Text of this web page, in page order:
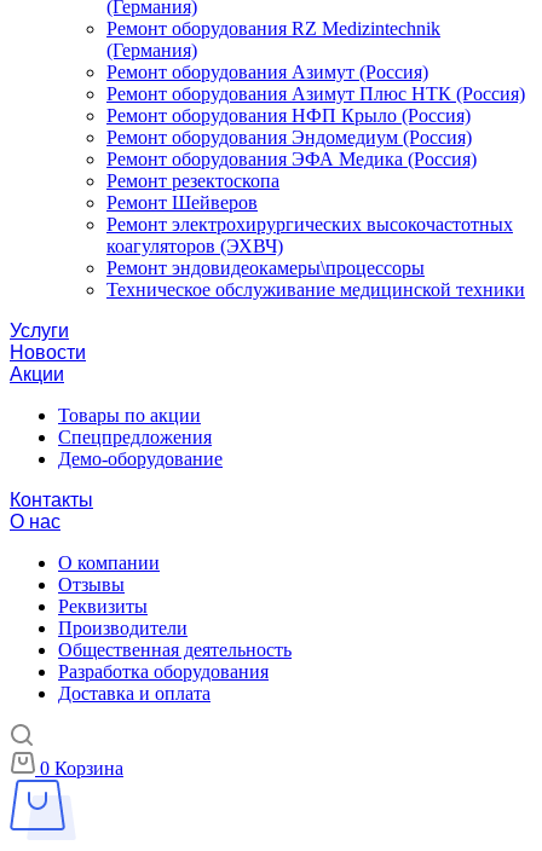
(Германия)
Ремонт оборудования RZ Medizintechnik
(Германия)
Ремонт оборудования Азимут (Россия)
Ремонт оборудования Азимут Плюс НТК (Россия)
Ремонт оборудования НФП Крыло (Россия)
Ремонт оборудования Эндомедиум (Россия)
Ремонт оборудования ЭФА Медика (Россия)
Ремонт резектоскопа
Ремонт Шейверов
Ремонт электрохирургических высокочастотных
коагуляторов (ЭХВЧ)
Ремонт эндовидеокамеры\процессоры
Техническое обслуживание медицинской техники
Услуги
Новости
Акции
Товары по акции
Спецпредложения
Демо-оборудование
Контакты
О нас
О компании
Отзывы
Реквизиты
Производители
Общественная деятельность
Разработка оборудования
Доставка и оплата
0 Корзина